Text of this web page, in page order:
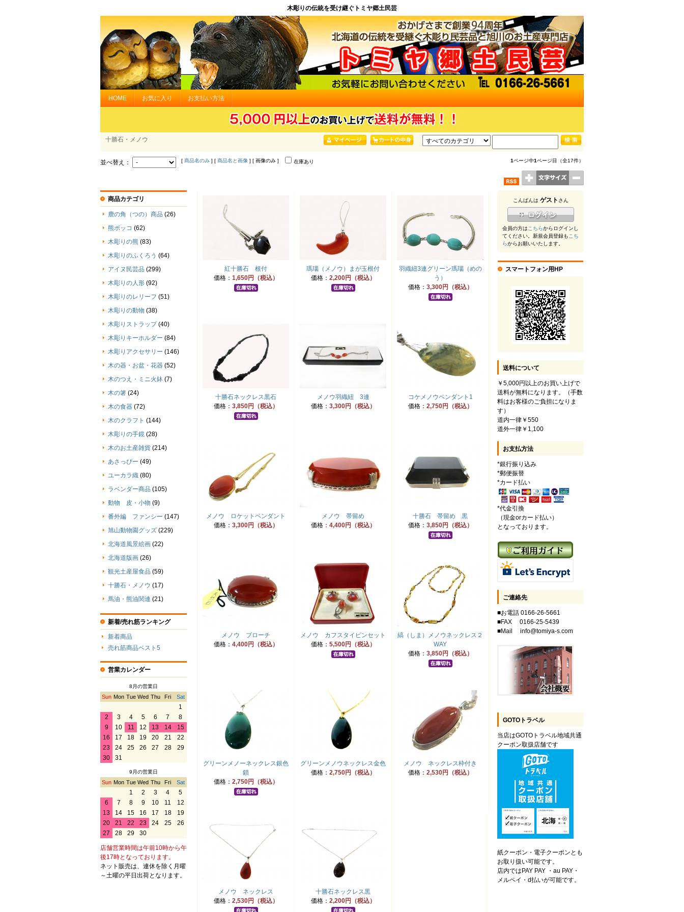
木彫りの伝統を受け継ぐトミヤ郷土民芸
HOME お気に入り お支払い方法
十勝石・メノウ
並べ替え： [ 商品名のみ ] [ 商品名と画像 ] [ 画像のみ ] 在庫あり 1ページ中1ページ目（全17件）
紅十勝石 根付
価格： 1,650円（税込）
瑪瑙（メノウ）まが玉根付
価格： 2,200円（税込）
羽織紐3連グリーン瑪瑙（めの
う）
価格： 3,300円（税込）
十勝石ネックレス黒石
価格： 3,850円（税込）
メノウ羽織紐 3連
価格： 3,300円（税込）
コケメノウペンダント1
価格： 2,750円（税込）
メノウ ロケットペンダント
価格： 3,300円（税込）
メノウ 帯留め
価格： 4,400円（税込）
十勝石 帯留め 黒
価格： 3,850円（税込）
メノウ ブローチ
価格： 4,400円（税込）
メノウ カフスタイピンセット
価格： 5,500円（税込）
縞（しま）メノウネックレス２
WAY
価格： 3,850円（税込）
グリーンメノーネックレス銀色
鎖
価格： 2,750円（税込）
グリーンメノウネックレス金色
価格： 2,750円（税込）
メノウ ネックレス枠付き
価格： 2,530円（税込）
メノウ ネックレス
価格： 2,530円（税込）
十勝石ネックレス黒
価格： 2,200円（税込）
商品カテゴリ
鹿の角（つの）商品 (26)
熊ボッコ (62)
木彫りの熊 (83)
木彫りのふくろう (64)
アイヌ民芸品 (299)
木彫りの人形 (92)
木彫りのレリーフ (51)
木彫りの動物 (38)
木彫りストラップ (40)
木彫りキーホルダー (84)
木彫りアクセサリー (146)
木の器・お盆・花器 (52)
木のつえ・ミニ火鉢 (7)
木の箸 (24)
木の食器 (72)
木のクラフト (144)
木彫りの手鏡 (28)
木のお土産雑貨 (214)
あさっぴー (49)
ユーカラ織 (80)
ラベンダー商品 (105)
動物 皮・小物 (9)
番外編 ファンシー (147)
旭山動物園グッズ (229)
北海道風景絵画 (22)
北海道版画 (26)
観光土産屋食品 (59)
十勝石・メノウ (17)
馬油・熊油関連 (21)
新着/売れ筋ランキング
新着商品
売れ筋商品ベスト5
営業カレンダー
8月の営業日
Sun Mon Tue Wed Thu Fri Sat
1
2
3 4 5 6 7
8
9
10 11 12 13 14
15
16
17 18 19 20 21
22
23
24 25 26 27 28
29
30
31
9月の営業日
Sun Mon Tue Wed Thu Fri Sat
1 2 3 4
5
6
7 8 9 10 11
12
13
14 15 16 17 18
19
20
21 22 23 24 25
26
27
28 29 30
店舗営業時間は午前10時から午
後17時となっております。
ネット販売は、連休を除く月曜
～土曜の平日出荷となります。
こんばんは ゲスト さん
会員の方はこちらからログインし
てください。新規会員登録もこち
らからお願いいたします。
スマートフォン用HP
送料について
￥5,000円以上のお買い上げで
送料が無料になります。（手数
料はお客様のご負担になりま
す）
道内一律￥550
道外一律￥1,100
お支払方法
*銀行振り込み
*郵便振替
*カード払い
*代金引換
（現金orカード払い）
となっております。
ご連絡先
■お電話 0166-26-5661
■FAX 0166-25-5439
■Mail info@tomiya-s.com
GOTOトラベル
当店はGOTOトラベル地域共通
クーポン取扱店舗です
紙クーポン・電子クーポンとも
お取り扱い可能です。
店内ではPAY PAY ・au PAY・
メルペイ・d払いが可能です。